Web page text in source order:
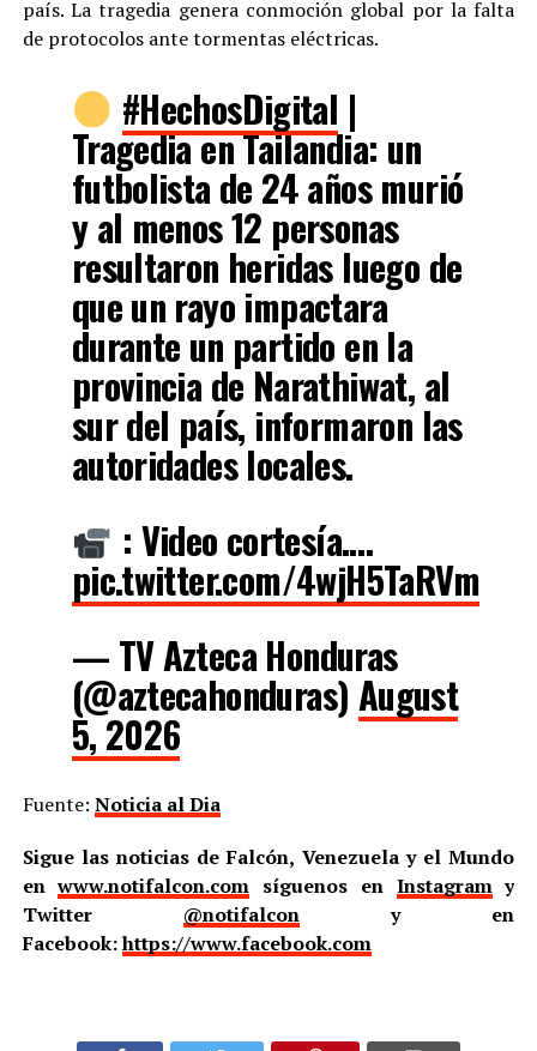
país. La tragedia genera conmoción global por la falta
de protocolos ante tormentas eléctricas.
#HechosDigital |
Tragedia en Tailandia: un
futbolista de 24 años murió
y al menos 12 personas
resultaron heridas luego de
que un rayo impactara
durante un partido en la
provincia de Narathiwat, al
sur del país, informaron las
autoridades locales.
: Video cortesía.…
pic.twitter.com/4wjH5TaRVm
— TV Azteca Honduras
(@aztecahonduras) August
5, 2026
Fuente: Noticia al Dia
Sigue las noticias de Falcón, Venezuela y el Mundo
enwww.notifalcon.com síguenos en Instagramy
Twitter @notifalcony en
Facebook:https://www.facebook.com